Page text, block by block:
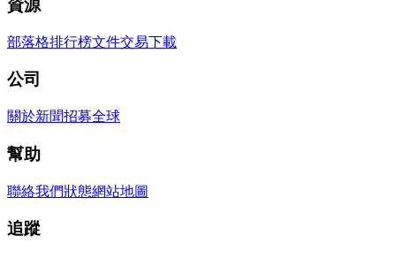
資源
部落格排行榜文件交易下載
公司
關於新聞招募全球
幫助
聯絡我們狀態網站地圖
追蹤